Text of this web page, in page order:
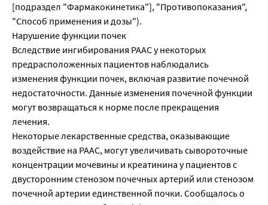
[подраздел "Фармакокинетика"], "Противопоказания",
"Способ применения и дозы").
Нарушение функции почек
Вследствие ингибирования РААС у некоторых
предрасположенных пациентов наблюдались
изменения функции почек, включая развитие почечной
недостаточности. Данные изменения почечной функции
могут возвращаться к норме после прекращения
лечения.
Некоторые лекарственные средства, оказывающие
воздействие на РААС, могут увеличивать сывороточные
концентрации мочевины и креатинина у пациентов с
двусторонним стенозом почечных артерий или стенозом
почечной артерии единственной почки. Сообщалось о